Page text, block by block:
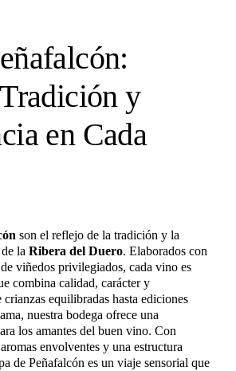
y
en Cada
son el reflejo de la tradición y la
la Ribera del Duero. Elaborados con
viñedos privilegiados, cada vino es
combina calidad, carácter y
equilibradas hasta ediciones
nuestra bodega ofrece una
los amantes del buen vino. Con
envolventes y una estructura
de Peñafalcón es un viaje sensorial que